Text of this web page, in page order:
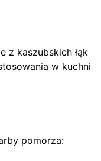
z kaszubskich łąk
w kuchni
pomorza: